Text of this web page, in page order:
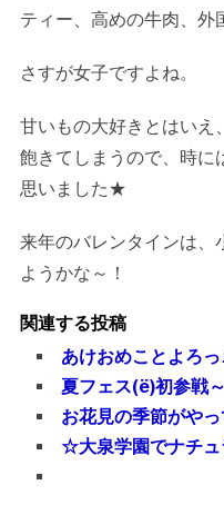
ティー、高めの牛肉、外
さすが女子ですよね。
甘いもの大好きとはいえ
飽きてしまうので、時に
思いました★
来年のバレンタインは、
ようかな～！
関連する投稿
あけおめことよろ
夏フェス(ё)初参戦
お花見の季節がや
☆大泉学園でナチ